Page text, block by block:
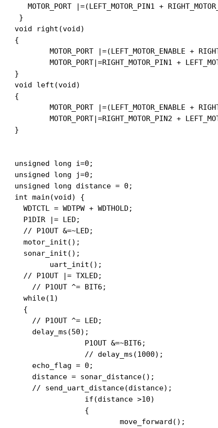
MOTOR_PORT |=(LEFT_MOTOR_PIN1 +
}
void right(void)
{
	MOTOR_PORT |=(LEFT_MOTOR_ENABLE + RIGHT_MOTOR_ENABLE);
	MOTOR_PORT|=RIGHT_MOTOR_PIN1 + LEFT_MOTOR_PIN1;
}
void left(void)
{
	MOTOR_PORT |=(LEFT_MOTOR_ENABLE + RIGHT_MOTOR_ENABLE);
	MOTOR_PORT|=RIGHT_MOTOR_PIN2 + LEFT_MOTOR_PIN2;
}
unsigned long i=0;
unsigned long j=0;
unsigned long distance = 0;
int main(void) {
  WDTCTL = WDTPW + WDTHOLD;
  P1DIR |= LED;
  // P1OUT &=~LED;
  motor_init();
  sonar_init();
  // P1OUT |= TXLED;
    // P1OUT ^= BIT6;
  while(1)
  {
    // P1OUT ^= LED;
    delay_ms(50);
    echo_flag = 0;
    distance = sonar_distance();
    // send_uart_distance(distance);
			move_forward();